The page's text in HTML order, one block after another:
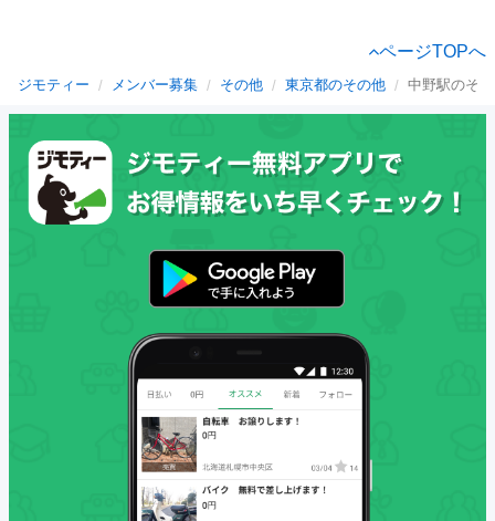
ページTOPへ
ジモティー メンバー募集 その他 東京都のその他 中野駅のそ